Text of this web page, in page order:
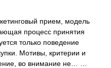
прием, модель
процесс принятия
только поведение
Мотивы, критерии и
во внимание не… …